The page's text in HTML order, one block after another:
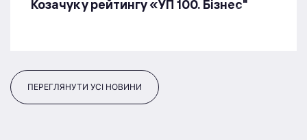
Козачук у рейтингу «УП 100. Бізнес"
ПЕРЕГЛЯНУТИ УСІ НОВИНИ